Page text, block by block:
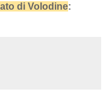
di Volodine: